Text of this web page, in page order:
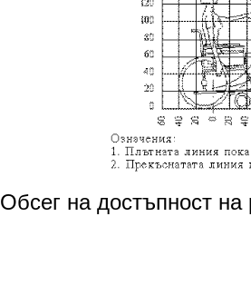
Обсег на достъпност